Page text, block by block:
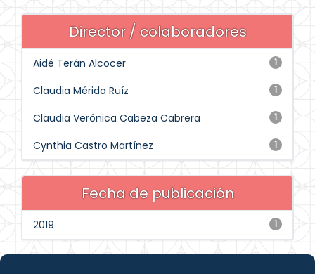
Director / colaboradores
1
Aidé Terán Alcocer
1
Claudia Mérida Ruíz
1
Claudia Verónica Cabeza Cabrera
1
Cynthia Castro Martínez
Fecha de publicación
1
2019